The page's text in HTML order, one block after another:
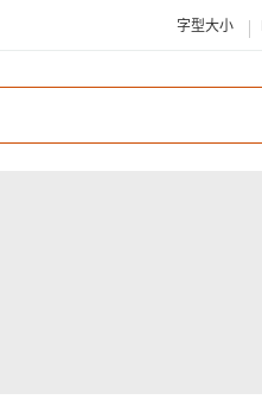
字型大小